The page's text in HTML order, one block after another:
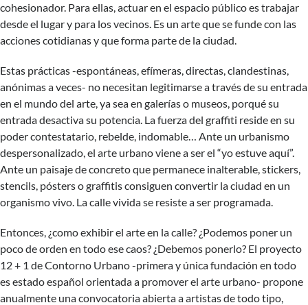
cohesionador. Para ellas, actuar en el espacio público es trabajar
desde el lugar y para los vecinos. Es un arte que se funde con las
acciones cotidianas y que forma parte de la ciudad.
Estas prácticas -espontáneas, efímeras, directas, clandestinas,
anónimas a veces- no necesitan legitimarse a través de su entrada
en el mundo del arte, ya sea en galerías o museos, porqué su
entrada desactiva su potencia. La fuerza del graffiti reside en su
poder contestatario, rebelde, indomable… Ante un urbanismo
despersonalizado, el arte urbano viene a ser el “yo estuve aquí”.
Ante un paisaje de concreto que permanece inalterable, stickers,
stencils, pósters o graffitis consiguen convertir la ciudad en un
organismo vivo. La calle vivida se resiste a ser programada.
Entonces, ¿como exhibir el arte en la calle? ¿Podemos poner un
poco de orden en todo ese caos? ¿Debemos ponerlo? El proyecto
12 + 1 de Contorno Urbano -primera y única fundación en todo
es estado español orientada a promover el arte urbano- propone
anualmente una convocatoria abierta a artistas de todo tipo,